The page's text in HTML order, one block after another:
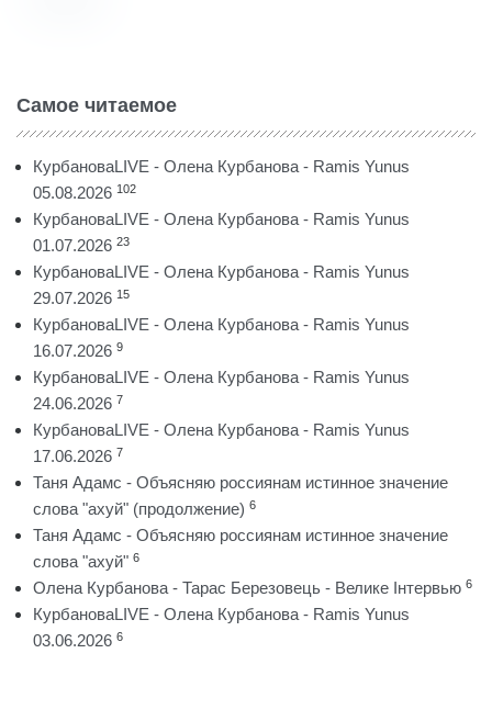
Самое читаемое
КурбановаLIVE - Олена Курбанова - Ramis Yunus
05.08.2026 102
КурбановаLIVE - Олена Курбанова - Ramis Yunus
01.07.2026 23
КурбановаLIVE - Олена Курбанова - Ramis Yunus
29.07.2026 15
КурбановаLIVE - Олена Курбанова - Ramis Yunus
16.07.2026 9
КурбановаLIVE - Олена Курбанова - Ramis Yunus
24.06.2026 7
КурбановаLIVE - Олена Курбанова - Ramis Yunus
17.06.2026 7
Таня Адамс - Объясняю россиянам истинное значение
слова "ахуй" (продолжение) 6
Таня Адамс - Объясняю россиянам истинное значение
слова "ахуй" 6
Олена Курбанова - Тарас Березовець - Велике Інтервью 6
КурбановаLIVE - Олена Курбанова - Ramis Yunus
03.06.2026 6